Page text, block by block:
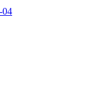
04